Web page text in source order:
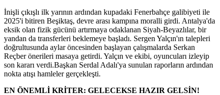
İnişli çıkışlı ilk yarının ardından kupadaki Fenerbahçe galibiyeti ile
2025'i bitiren Beşiktaş, devre arası kampına moralli girdi. Antalya'da
eksik olan fizik gücünü artırmaya odaklanan Siyah-Beyazlılar, bir
yandan da transferleri beklemeye başladı. Sergen Yalçın'ın talepleri
doğrultusunda aylar öncesinden başlayan çalışmalarda Serkan
Reçber önerileri masaya getirdi. Yalçın ve ekibi, oyuncuları izleyip
son kararı verdi.Başkan Serdal Adalı'ya sunulan raporların ardından
nokta atışı hamleler gerçekleşti.
EN ÖNEMLİ KRİTER: GELECEKSE HAZIR GELSİN!